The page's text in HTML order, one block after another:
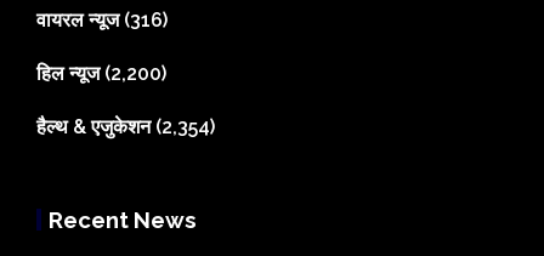
वायरल न्यूज(316)
हिल न्यूज(2,200)
हैल्थ & एजुकेशन(2,354)
Recent News